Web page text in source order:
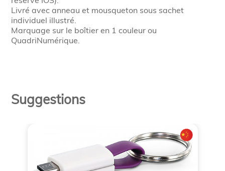
Livré avec anneau et mousqueton sous sachet
individuel illustré.
Marquage sur le boîtier en 1 couleur ou
QuadriNumérique.
Suggestions